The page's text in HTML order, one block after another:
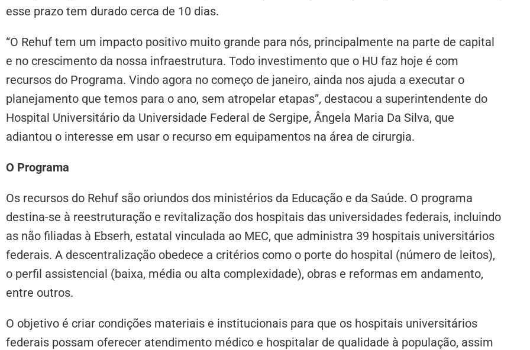
esse prazo tem durado cerca de 10 dias.
“O Rehuf tem um impacto positivo muito grande para nós, principalmente na parte de capital
e no crescimento da nossa infraestrutura. Todo investimento que o HU faz hoje é com
recursos do Programa. Vindo agora no começo de janeiro, ainda nos ajuda a executar o
planejamento que temos para o ano, sem atropelar etapas”, destacou a superintendente do
Hospital Universitário da Universidade Federal de Sergipe, Ângela Maria Da Silva, que
adiantou o interesse em usar o recurso em equipamentos na área de cirurgia.
O Programa
Os recursos do Rehuf são oriundos dos ministérios da Educação e da Saúde. O programa
destina-se à reestruturação e revitalização dos hospitais das universidades federais, incluindo
as não filiadas à Ebserh, estatal vinculada ao MEC, que administra 39 hospitais universitários
federais. A descentralização obedece a critérios como o porte do hospital (número de leitos),
o perfil assistencial (baixa, média ou alta complexidade), obras e reformas em andamento,
entre outros.
O objetivo é criar condições materiais e institucionais para que os hospitais universitários
federais possam oferecer atendimento médico e hospitalar de qualidade à população, assim